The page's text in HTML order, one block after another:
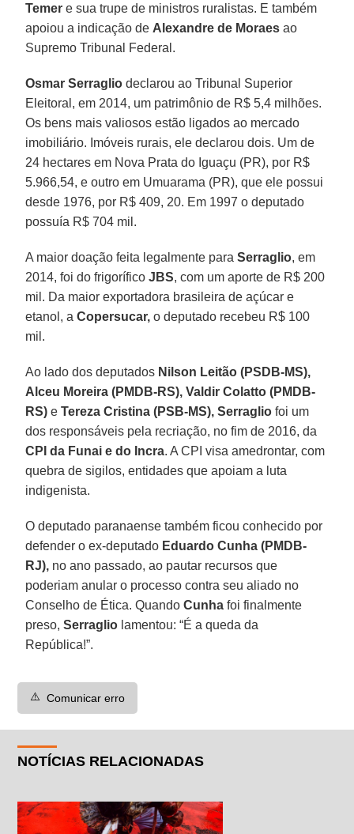
Temer e sua trupe de ministros ruralistas. E também
apoiou a indicação de Alexandre de Moraes ao
Supremo Tribunal Federal.
Osmar Serraglio declarou ao Tribunal Superior
Eleitoral, em 2014, um patrimônio de R$ 5,4 milhões.
Os bens mais valiosos estão ligados ao mercado
imobiliário. Imóveis rurais, ele declarou dois. Um de
24 hectares em Nova Prata do Iguaçu (PR), por R$
5.966,54, e outro em Umuarama (PR), que ele possui
desde 1976, por R$ 409, 20. Em 1997 o deputado
possuía R$ 704 mil.
A maior doação feita legalmente paraSerraglio, em
2014, foi do frigoríficoJBS, com um aporte de R$ 200
mil. Da maior exportadora brasileira de açúcar e
etanol, aCopersucar, o deputado recebeu R$ 100
mil.
Ao lado dos deputados Nilson Leitão (PSDB-MS),
Alceu Moreira (PMDB-RS), Valdir Colatto (PMDB-
RS) eTereza Cristina (PSB-MS), Serraglio foi um
dos responsáveis pela recriação, no fim de 2016, da
CPI da Funai e do Incra. A CPI visa amedrontar, com
quebra de sigilos, entidades que apoiam a luta
indigenista.
O deputado paranaense também ficou conhecido por
defender o ex-deputado Eduardo Cunha (PMDB-
RJ), no ano passado, ao pautar recursos que
poderiam anular o processo contra seu aliado no
Conselho de Ética. QuandoCunha foi finalmente
preso,Serraglio lamentou: “É a queda da
República!”.
⚠️ Comunicar erro
NOTÍCIAS RELACIONADAS